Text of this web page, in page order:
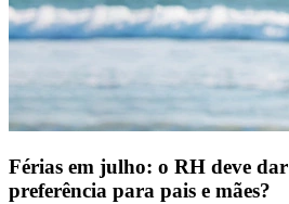
Férias em julho: o RH deve dar
preferência para pais e mães?